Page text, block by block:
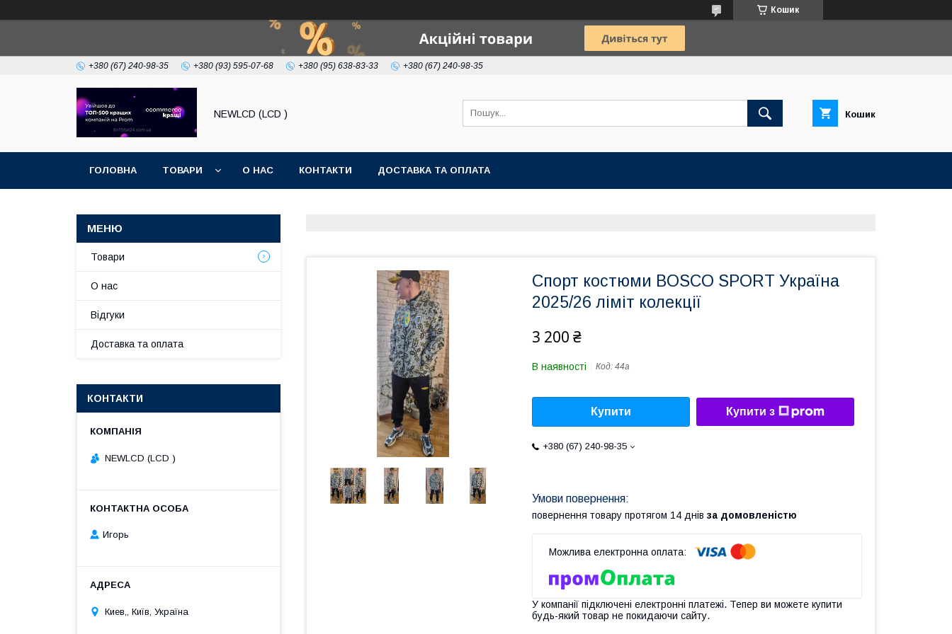
Кошик
+380 (67) 240-98-35 +380 (93) 595-07-68 +380 (95) 638-83-33 +380 (67) 240-98-35
NEWLCD (LCD ) Кошик
ГОЛОВНА ТОВАРИ О НАС КОНТАКТИ ДОСТАВКА ТА ОПЛАТА
Спорт костюми BOSCO SPORT Україна
2025/26 ліміт колекції
3 200 ₴
В наявності Код: 44а
Купити Купити з
+380 (67) 240-98-35
повернення товару протягом 14 днів за домовленістю
У компанії підключені електронні платежі. Тепер ви можете купити
будь-який товар не покидаючи сайту.
Товари
О нас
Відгуки
Доставка та оплата
КОНТАКТИ
NEWLCD (LCD )
Игорь
Киев,, Київ, Україна